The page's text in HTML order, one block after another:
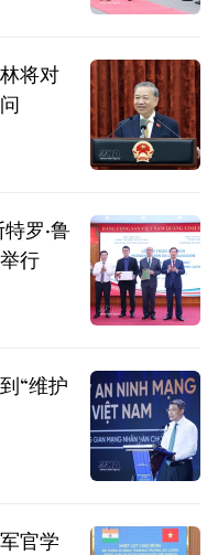
将对
罗·鲁
行
“维护
官学